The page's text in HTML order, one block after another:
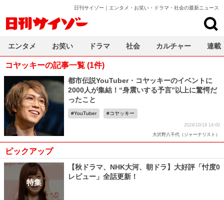
日刊サイゾー｜エンタメ・お笑い・ドラマ・社会の最新ニュース
コヤッキーの記事一覧 (1件)
都市伝説YouTuber・コヤッキーのイベントに
2000人が集結！“身震いする予言”以上に驚愕だ
ったこと
YouTuber コヤッキー
2024/10/19 14:00
大沢野八千代（ジャーナリスト）
ピックアップ
特集
【秋ドラマ、NHK大河、朝ドラ】大好評「忖度0
レビュー」全話更新！
エンタメ お笑い ドラマ 社会 カルチャー 連載